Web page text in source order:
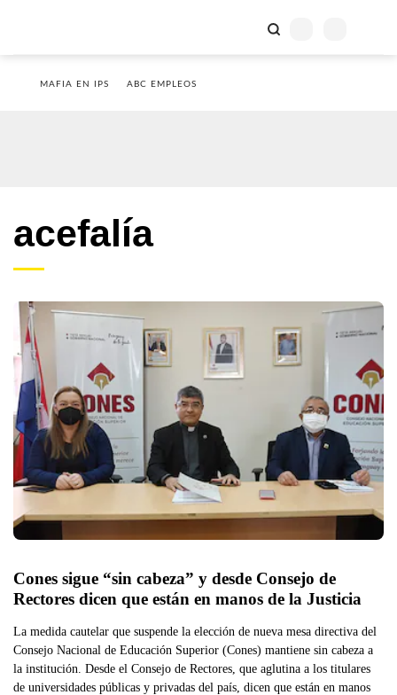
MAFIA EN IPS ABC EMPLEOS
acefalía
Cones sigue “sin cabeza” y desde Consejo de
Rectores dicen que están en manos de la Justicia
La medida cautelar que suspende la elección de nueva mesa directiva del
Consejo Nacional de Educación Superior (Cones) mantiene sin cabeza a
la institución. Desde el Consejo de Rectores, que aglutina a los titulares
de universidades públicas y privadas del país, dicen que están en manos